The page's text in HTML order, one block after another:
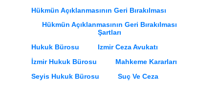
Hükmün Açıklanmasının Geri Bırakılması
Hükmün Açıklanmasının Geri Bırakılması
Şartları
Hukuk Bürosu
Izmir Ceza Avukatı
İzmir Hukuk Bürosu
Mahkeme Kararları
Seyis Hukuk Bürosu
Suç Ve Ceza